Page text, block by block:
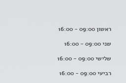
ראשון 09:00 - 16:00
שני 09:00 - 16:00
שלישי 09:00 - 16:00
רביעי 09:00 - 16:00